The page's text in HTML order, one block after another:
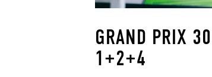
GRAND PRIX
1+2+4